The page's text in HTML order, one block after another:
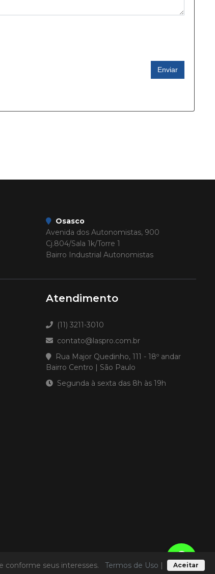
Enviar
Osasco
Avenida dos Autonomistas, 900
Cj.804/Sala 1k/Torre 1
Bairro Industrial Autonomistas
Atendimento
(11) 3211-3010
contato@laspro.com.br
Rua Major Quedinho, 111 - 18º andar
Bairro Centro | São Paulo
Segunda à sexta das 8h às 19h
Política de Privacidade
conforme seus interesses. Termos de Uso |
Aceitar